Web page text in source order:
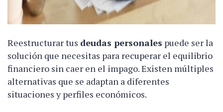
Reestructurar tus deudas personales puede ser la
solución que necesitas para recuperar el equilibrio
financiero sin caer en el impago. Existen múltiples
alternativas que se adaptan a diferentes
situaciones y perfiles económicos.